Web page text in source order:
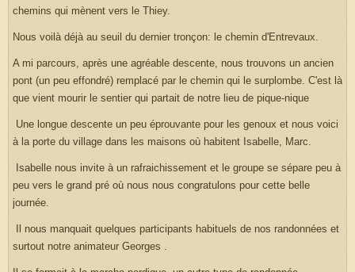
chemins qui mènent vers le Thiey.
Nous voilà déjà au seuil du dernier tronçon: le chemin d'Entrevaux.
A mi parcours, après une agréable descente, nous trouvons un ancien
pont (un peu effondré) remplacé par le chemin qui le surplombe. C'est là
que vient mourir le sentier qui partait de notre lieu de pique-nique
Une longue descente un peu éprouvante pour les genoux et nous voici
à la porte du village dans les maisons où habitent Isabelle, Marc.
Isabelle nous invite à un rafraichissement et le groupe se sépare peu à
peu vers le grand pré où nous nous congratulons pour cette belle
journée.
Il nous manquait quelques participants habituels de nos randonnées et
surtout notre animateur Georges .